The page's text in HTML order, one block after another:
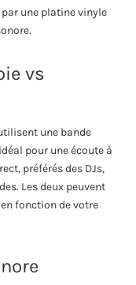
une platine vinyle
vs
une bande
pour une écoute à
préférés des DJs,
Les deux peuvent
fonction de votre